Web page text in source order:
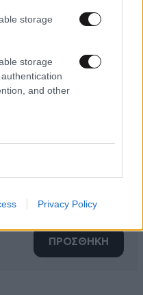
storage
storage
and other
Privacy Policy
ΣΑΣ
κανόνες σχολιασμού
ΠΡΟΣΘΗΚΗ